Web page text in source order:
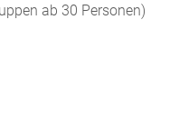
ab 30 Personen)